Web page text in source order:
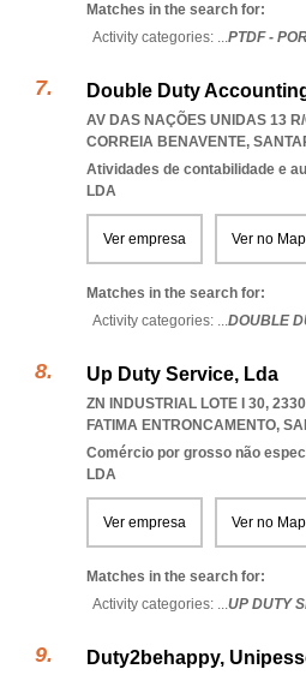
Matches in the search for:
Activity categories: ...PTDF -
Double Duty
AV DAS NAÇÕES UNIDAS 13
CORREIA BENAVENTE,
Atividades de contabilidade e
LDA
Ver empresa Ver no
Matches in the search for:
Activity categories: ...DOUBLE
Up Duty Service, Lda
ZN INDUSTRIAL LOTE I 30,
FATIMA ENTRONCAMENTO,
Comércio por grosso não
LDA
Ver empresa Ver no
Matches in the search for:
Activity categories: ...UP DUTY
Duty2behappy,